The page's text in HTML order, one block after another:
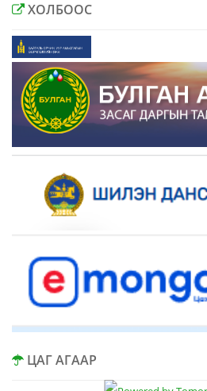
ХОЛБООС
ЦАГ АГААР